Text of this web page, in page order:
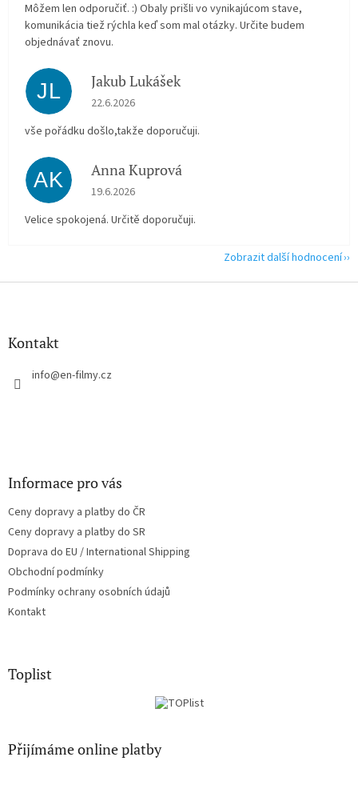
Môžem len odporučiť. :) Obaly prišli vo vynikajúcom stave,
komunikácia tiež rýchla keď som mal otázky. Určite budem
objednávať znovu.
JL Jakub Lukášek
Hodnocení obchodu je 5 z 5 hvězdiček.
22.6.2026
vše pořádku došlo,takže doporučuji.
AK Anna Kuprová
Hodnocení obchodu je 5 z 5 hvězdiček.
19.6.2026
Velice spokojená. Určitě doporučuji.
Zobrazit další hodnocení
Z
Kontakt
info@en-filmy.cz
Informace pro vás
Ceny dopravy a platby do ČR
Ceny dopravy a platby do SR
Doprava do EU / International Shipping
Obchodní podmínky
Podmínky ochrany osobních údajů
Kontakt
Toplist
Přijímáme online platby